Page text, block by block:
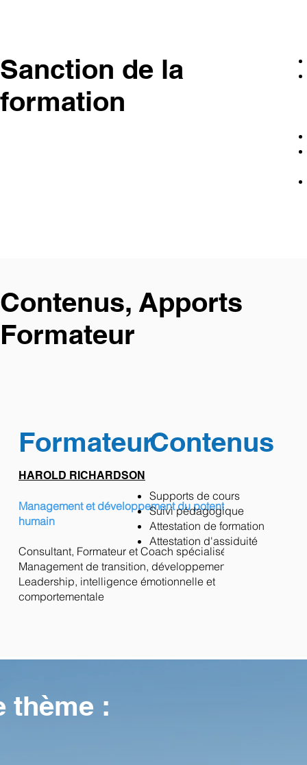
Sanction de la
formation
Contenus, Apports
Formateur
Formateur
HAROLD RICHARDSON
Management et développement du potentiel
humain
Consultant, Formateur et Coach spécialisé en
Management de transition, développement du
Leadership, intelligence émotionnelle et
comportementale
Contenus
Supports de cours
Suivi pédagogique
Attestation de formation
Attestation d'assiduité
thème :